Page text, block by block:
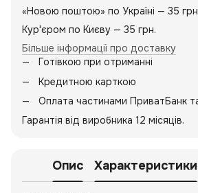
«Новою поштою» по Україні — 35
Кур'єром по Києву — 35 грн.
Більше інформації про доставку
Готівкою при отриманні
Кредитною карткою
Оплата частинами ПриватБанк
Гарантія від виробника 12 місяців.
Опис Характеристики